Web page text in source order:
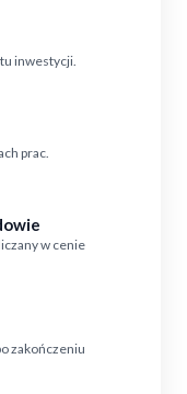
inwestycji.
prac.
w cenie
zakończeniu